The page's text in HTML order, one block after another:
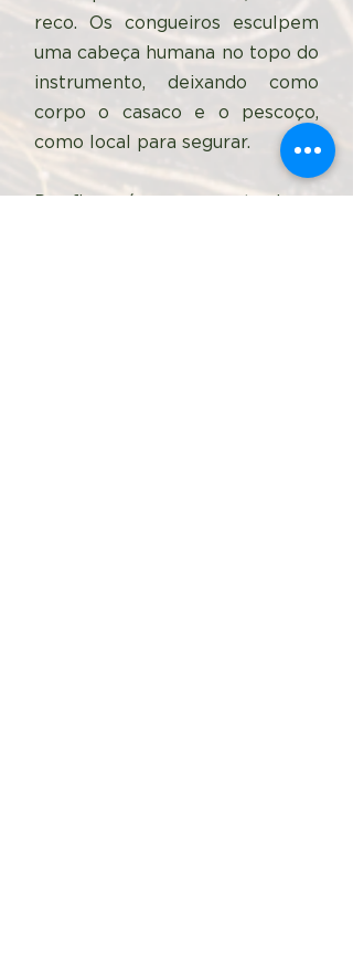
reco. Os congueiros esculpem
uma cabeça humana no topo do
instrumento, deixando como
corpo o casaco e o pescoço,
como local para segurar.